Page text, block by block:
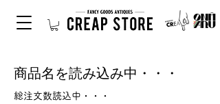
商品名を読み込み中・・・
総注文数読込中・・・